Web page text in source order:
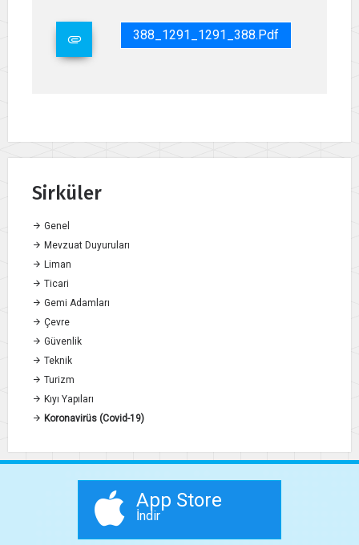
388_1291_1291_388.pdf
Sirküler
Genel
Mevzuat Duyuruları
Liman
Ticari
Gemi Adamları
Çevre
Güvenlik
Teknik
Turizm
Kıyı Yapıları
Koronavirüs (Covid-19)
App Store
İndir